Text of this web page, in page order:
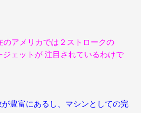
のアメリカでは２ストロークの
ェットが 注目されているわけで
豊富にあるし、マシンとしての完